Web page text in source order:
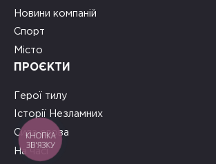
Новини компаній
Спорт
Місто
ПРОЄКТИ
Герої тилу
Історії Незламних
Сила слова
На часі
КНОПКА
ЗВ'ЯЗКУ